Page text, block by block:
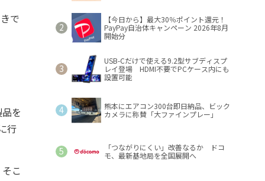
で
を
行
こ
【今日から】最大30％ポイント還元！
PayPay自治体キャンペーン 2026年8月
開始分
USB-Cだけで使える9.2型サブディスプ
レイ登場 HDMI不要でPCケース内にも
設置可能
熊本にエアコン300台即日納品、ビック
カメラに称賛「大ファインプレー」
「つながりにくい」改善なるか ドコ
モ、最新基地局を全国展開へ